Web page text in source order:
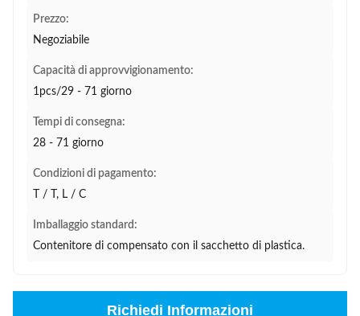
Prezzo:
Negoziabile
Capacità di approvvigionamento:
1pcs/29 - 71 giorno
Tempi di consegna:
28 - 71 giorno
Condizioni di pagamento:
T / T, L / C
Imballaggio standard:
Contenitore di compensato con il sacchetto di plastica.
Richiedi Informazioni